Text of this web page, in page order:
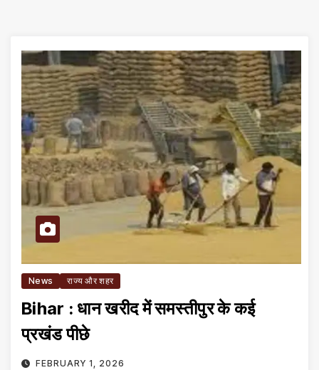
News राज्य और शहर
Bihar : धान खरीद में समस्तीपुर के कई
प्रखंड पीछे
FEBRUARY 1, 2026